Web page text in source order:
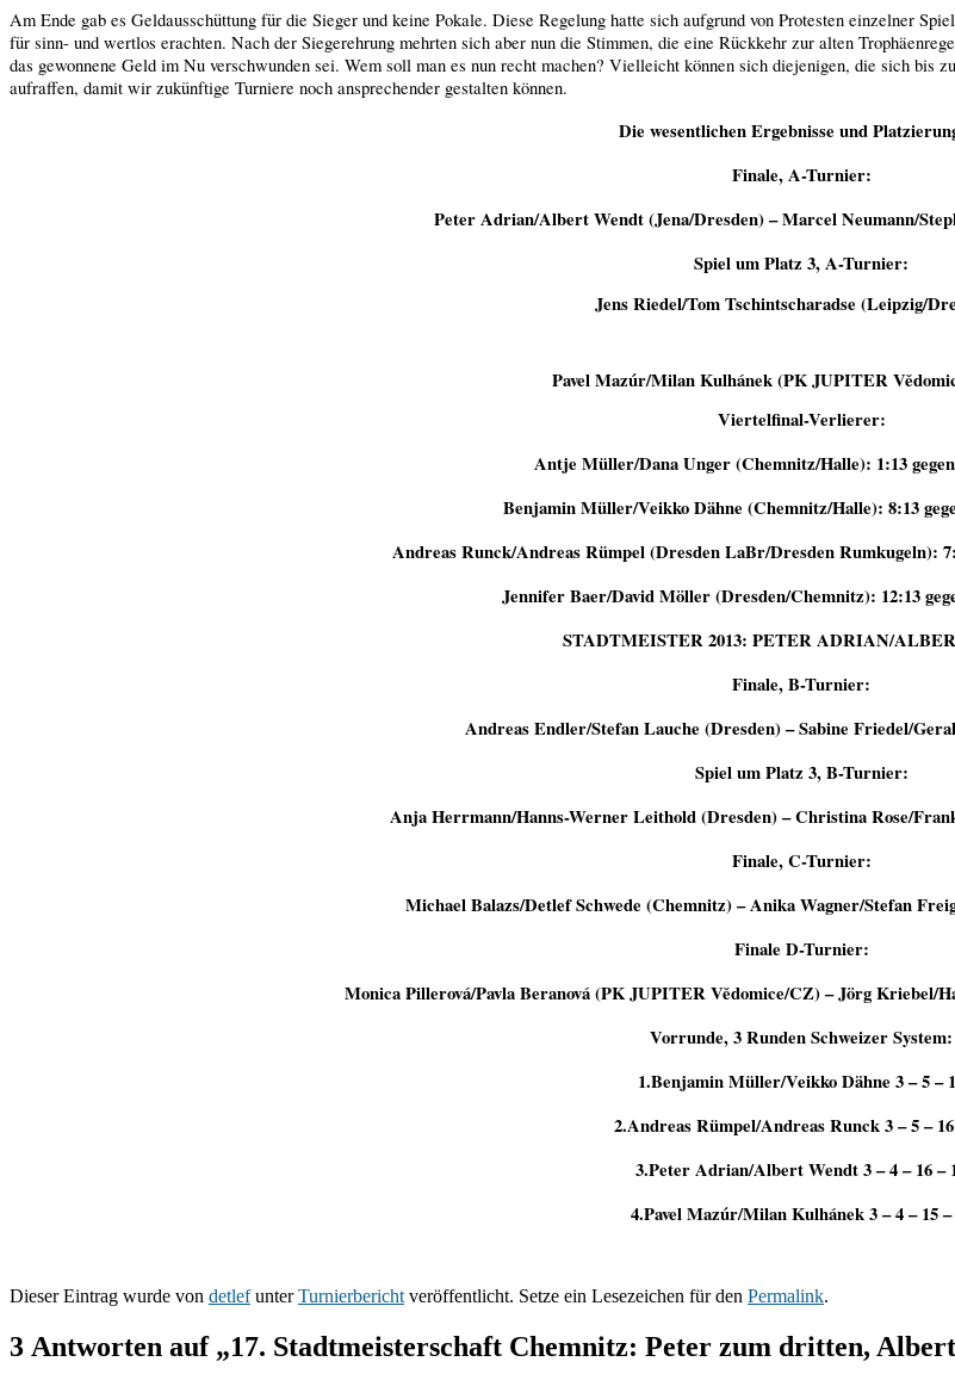
Am Ende gab es Geldausschüttung für die Sieger und keine Pokale. Diese Regelung hatte sich aufgrund von Protesten einzelner
für sinn- und wertlos erachten. Nach der Siegerehrung mehrten sich aber nun die Stimmen, die eine Rückkehr zur alten
das gewonnene Geld im Nu verschwunden sei. Wem soll man es nun recht machen? Vielleicht können sich diejenigen, die sich bis
aufraffen, damit wir zukünftige Turniere noch ansprechender gestalten können.
Die wesentlichen Ergebnisse und
Finale, A-Turnier:
Peter Adrian/Albert Wendt (Jena/Dresden) – Marcel Neumann/
Spiel um Platz 3, A-Turnier:
Jens Riedel/Tom Tschintscharadse (Leipzig/
Pavel Mazúr/Milan Kulhánek (PK JUPITER
Viertelfinal-Verlierer:
Antje Müller/Dana Unger (Chemnitz/Halle): 1:13
Benjamin Müller/Veikko Dähne (Chemnitz/Halle): 8:13
Andreas Runck/Andreas Rümpel (Dresden LaBr/Dresden Rumkugeln):
Jennifer Baer/David Möller (Dresden/Chemnitz): 12:13
STADTMEISTER 2013: PETER ADRIAN/
Finale, B-Turnier:
Andreas Endler/Stefan Lauche (Dresden) – Sabine Friedel/
Spiel um Platz 3, B-Turnier:
Anja Herrmann/Hanns-Werner Leithold (Dresden) – Christina Rose/
Finale, C-Turnier:
Michael Balazs/Detlef Schwede (Chemnitz) – Anika Wagner/Stefan
Finale D-Turnier:
Monica Pillerová/Pavla Beranová (PK JUPITER Vědomice/CZ) – Jörg Kriebel/
Vorrunde, 3 Runden Schweizer System:
1.Benjamin Müller/Veikko Dähne 3 – 5 –
2.Andreas Rümpel/Andreas Runck 3 – 5 –
3.Peter Adrian/Albert Wendt 3 – 4 – 16 –
4.Pavel Mazúr/Milan Kulhánek 3 – 4 – 15 –
Dieser Eintrag wurde von detlefunterTurnierbericht veröffentlicht. Setze ein Lesezeichen für den Permalink.
3 Antworten auf „17. Stadtmeisterschaft Chemnitz: Peter zum dritten,